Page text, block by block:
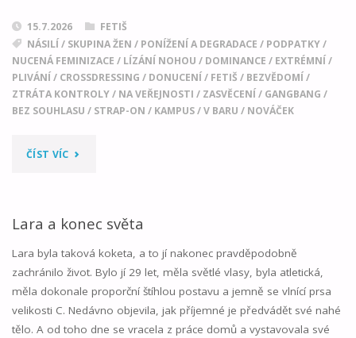
15.7.2026
FETIŠ
NÁSILÍ / SKUPINA ŽEN / PONÍŽENÍ A DEGRADACE / PODPATKY/
NUCENÁ FEMINIZACE / LÍZÁNÍ NOHOU / DOMINANCE / EXTRÉMNÍ /
PLIVÁNÍ / CROSSDRESSING / DONUCENÍ / FETIŠ / BEZVĚDOMÍ /
ZTRÁTA KONTROLY/ NA VEŘEJNOSTI / ZASVĚCENÍ / GANGBANG /
BEZ SOUHLASU / STRAP-ON / KAMPUS/V BARU / NOVÁČEK
ČÍST VÍC"VÍTEJ
SESTERSTVU"
Lara a konec světa
Lara byla taková koketa, a to jí nakonec pravděpodobně
zachránilo život. Bylo jí 29 let, měla světlé vlasy, byla atletická,
měla dokonale proporční štíhlou postavu a jemně se vlnící prsa
velikosti C. Nedávno objevila, jak příjemné je předvádět své nahé
tělo. A od toho dne se vracela z práce domů a vystavovala své